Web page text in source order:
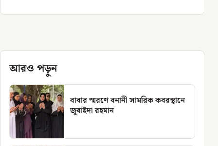
আরও পড়ুন
বাবার স্মরণে বনানী সামরিক কবরস্থানে
জুবাইদা রহমান